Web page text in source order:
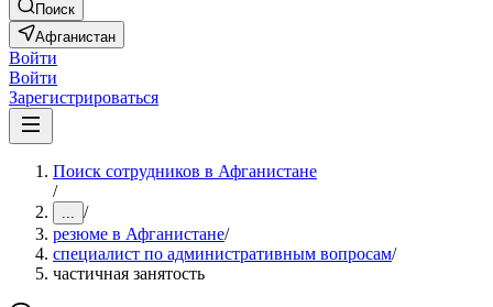
Поиск
Афганистан
Войти
Войти
Зарегистрироваться
Поиск сотрудников в Афганистане
/
... /
резюме в Афганистане/
специалист по административным вопросам/
частичная занятость